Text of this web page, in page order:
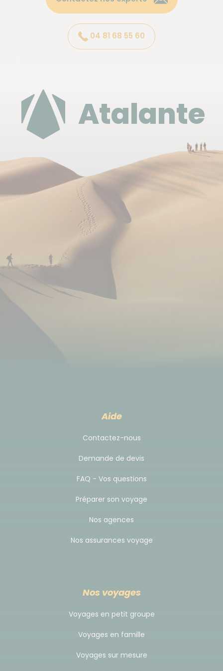
lodge sur l'ensemble des circuits(consultez la
rubrique options de notre fiche technique)
l’exception d’une ou deux nuits selon le voyage.
voyageurs.
Notre équipe s'occupe de monter le camp.
Néanmoins, si le groupe est important, cela
demande un certain temps, donc n'hésitez pas à
leur prêter main forte ! Un peu d'aide est toujours la
bienvenue afin que le camp soit monté plus
rapidement.
Dans les voitures, possibilité parfois de recharger
adaptateur (type sud-africain, possibilité de
l'acheter sur place), mais il est préférable de
recharger aux camps / lodges. L'électricité est
disponible sur quasi tous les camps, mais ne
comptez pas sur le WiFi en dehors des lodges. Vous
pouvez par ailleurs acheter une carte SIM pré-
disponibilités des compagnies au moment de votre
Il n’existe pas de vol direct pour la Namibie et toutes
Johannesburg pour Emirates). Ce sont des vols de
nuits, vous arrivez donc le lendemain à destination.
et la taille du groupe. En règle générale, véhicule
type Toyota land cruiser ou Hilux (4x4) pour les
voyageurs, nous voyageons en camion-camping. Ils
sont équipés de prises pour recharger les batteries,
04 81 68 55 60
Atalante
Aide
Contactez-nous
Demande de devis
FAQ - Vos questions
Préparer son voyage
Nos agences
Nos assurances voyage
Nos voyages
Voyages en petit groupe
Voyages en famille
Voyages sur mesure